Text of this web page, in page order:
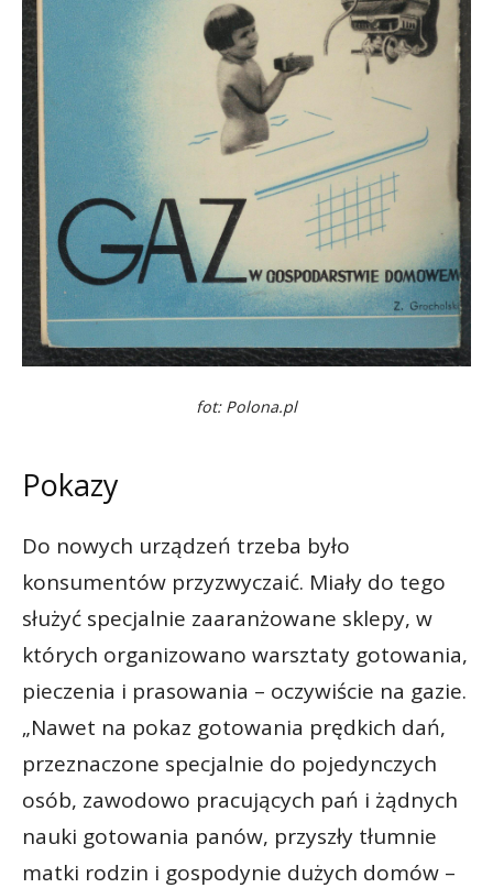
fot: Polona.pl
Pokazy
Do nowych urządzeń trzeba było
konsumentów przyzwyczaić. Miały do tego
służyć specjalnie zaaranżowane sklepy, w
których organizowano warsztaty gotowania,
pieczenia i prasowania – oczywiście na gazie.
„Nawet na pokaz gotowania prędkich dań,
przeznaczone specjalnie do pojedynczych
osób, zawodowo pracujących pań i żądnych
nauki gotowania panów, przyszły tłumnie
matki rodzin i gospodynie dużych domów –